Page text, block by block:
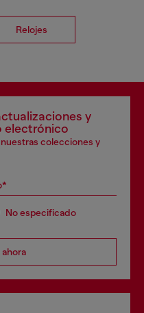
Relojes
y
electrónico
colecciones y
No especificado